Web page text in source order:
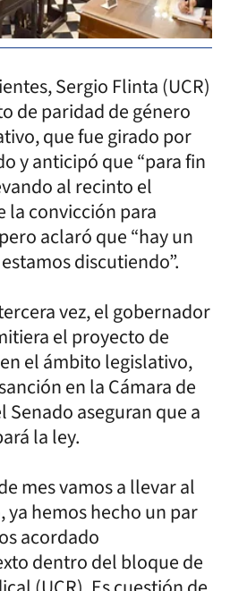
Sergio Flinta (UCR)
de paridad de género
que fue girado por
y anticipó que “para fin
al recinto el
la convicción para
aclaró que “hay un
discutiendo”.
vez, el gobernador
el proyecto de
el ámbito legislativo,
en la Cámara de
Senado aseguran que a
la ley.
mes vamos a llevar al
hemos hecho un par
acordado
dentro del bloque de